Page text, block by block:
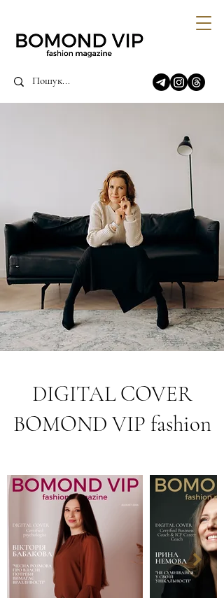
DIGITAL COVER
BOMOND VIP fashion